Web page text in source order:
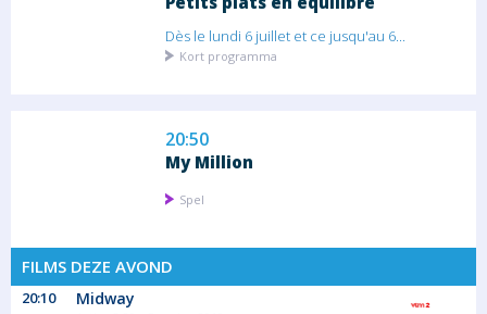
Dès le lundi 6 juillet et ce jusqu'au 6...
Kort programma
20:50
My Million
Spel
FILMS DEZE AVOND
20:10 Midway